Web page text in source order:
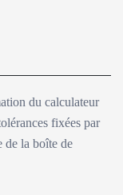
du calculateur
fixées par
de la boîte de